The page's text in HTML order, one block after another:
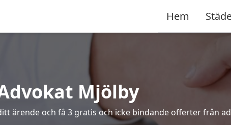
Hem
Mjölby
ärende och få 3 gratis och icke bindande offerter från